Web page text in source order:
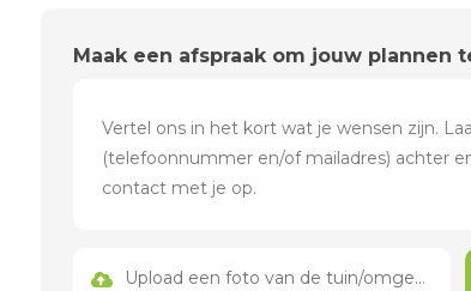
Maak een afspraak om jouw plannen
Upload een foto van de tuin/omgeving